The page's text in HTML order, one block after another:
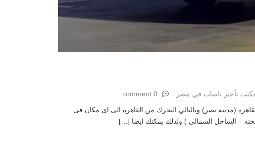
تأجير باصات في مصر
0 comment
مرسيدس 50 ايجار اتوبيسات مرسيدس 50 يمكنك الان ايجار اتوبيسات مرسيدس 50 راكب فئه 50 -600 في القاهره (مدينه نصر) وبالتالي التحرك من القاهره الى اى.مكان فى
– الساحل الشمالى ) ولذلك يمكنك ايضا […]